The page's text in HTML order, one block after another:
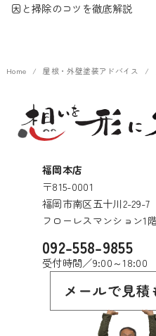
因と掃除のコツを徹底解説
Home 屋根・外壁塗装アドバイス
福岡本店
〒815-0001
福岡市南区五十川2-29-7
フローレスマンション1
092-558-9855
受付時間／9:00～18:00